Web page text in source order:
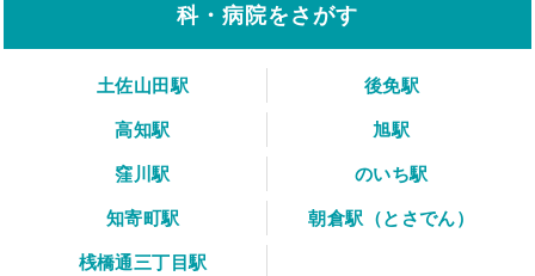
科・病院をさがす
土佐山田駅
後免駅
高知駅
旭駅
窪川駅
のいち駅
知寄町駅
朝倉駅（とさでん）
桟橋通三丁目駅